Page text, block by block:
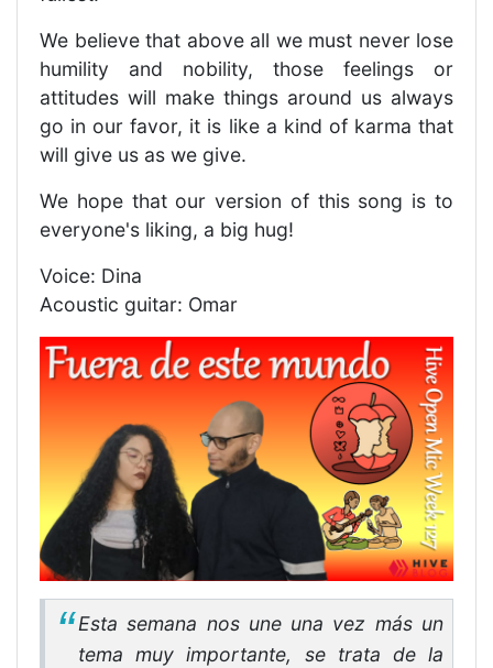
We believe that above all we must never lose
humility and nobility, those feelings or
attitudes will make things around us always
go in our favor, it is like a kind of karma that
will give us as we give.
We hope that our version of this song is to
everyone's liking, a big hug!
Voice: Dina
Acoustic guitar: Omar
Esta semana nos une una vez más un
tema muy importante, se trata de la